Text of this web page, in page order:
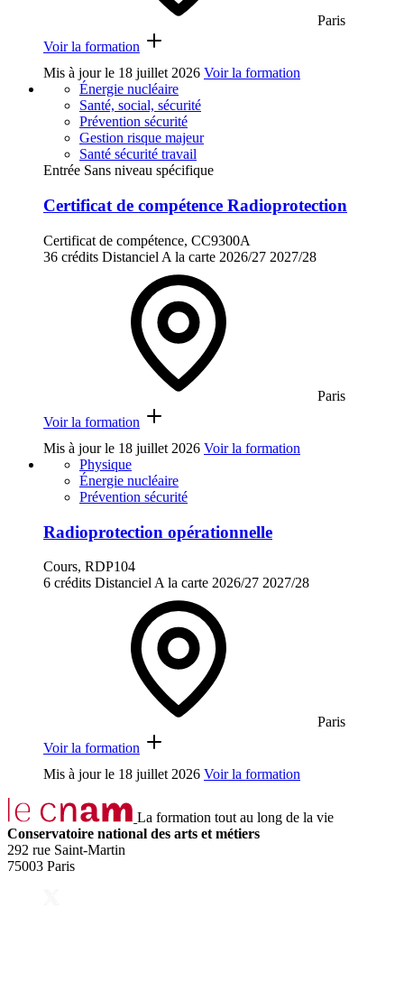
Paris
Voir la formation
Mis à jour le 18 juillet 2026 Voir la formation
Énergie nucléaire
Santé, social, sécurité
Prévention sécurité
Gestion risque majeur
Santé sécurité travail
Entrée Sans niveau spécifique
Certificat de compétence Radioprotection
Certificat de compétence, CC9300A
36 crédits Distanciel A la carte 2026/27 2027/28
Paris
Voir la formation
Mis à jour le 18 juillet 2026 Voir la formation
Physique
Énergie nucléaire
Prévention sécurité
Radioprotection opérationnelle
Cours, RDP104
6 crédits Distanciel A la carte 2026/27 2027/28
Paris
Voir la formation
Mis à jour le 18 juillet 2026 Voir la formation
La formation tout au long de la vie
Conservatoire national des arts et métiers
292 rue Saint-Martin
75003 Paris